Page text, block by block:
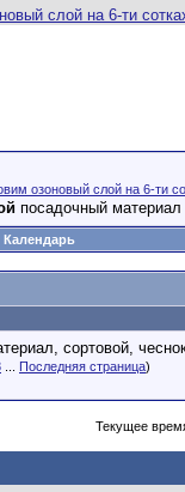
озоновый слой на 6-ти
посадочный материал
Календарь
Последняя страница)
Текущее